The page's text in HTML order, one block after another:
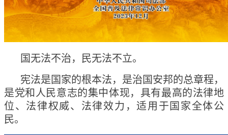
国无法不治，民无法不立。
宪法是国家的根本法，是治国安邦的总章程，
是党和人民意志的集中体现，具有最高的法律地
位、法律权威、法律效力，适用于国家全体公
民。